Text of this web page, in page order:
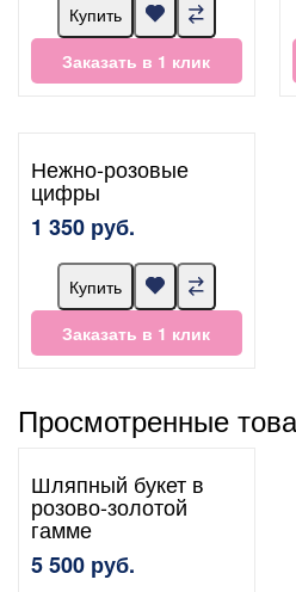
Купить
Заказать в 1 клик
Нежно-розовые
цифры
1 350 руб.
Купить
Заказать в 1 клик
Просмотренные
Шляпный букет в
розово-золотой
гамме
5 500 руб.